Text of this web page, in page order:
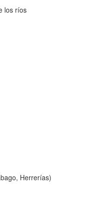
los ríos
Herrerías)